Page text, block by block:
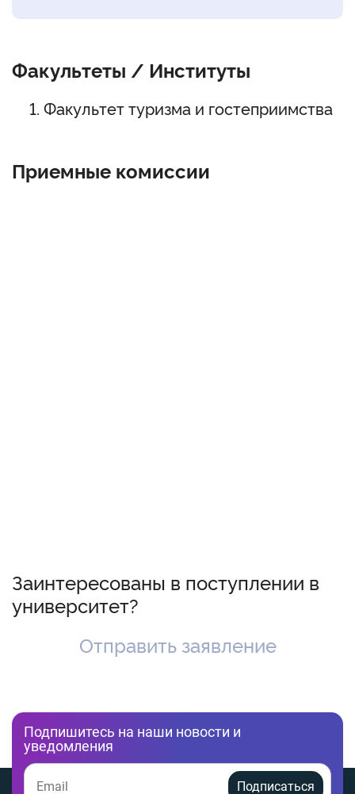
Факультеты / Институты
Факультет туризма и гостеприимства
Приемные комиссии
Заинтересованы в поступлении в
университет?
Отправить заявление
Подпишитесь на наши новости и
уведомления
Подписаться